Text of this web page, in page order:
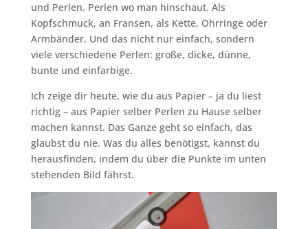
und Perlen. Perlen wo man hinschaut. Als
Kopfschmuck, an Fransen, als Kette, Ohrringe oder
Armbänder. Und das nicht nur einfach, sondern
viele verschiedene Perlen: große, dicke, dünne,
bunte und einfarbige.
Ich zeige dir heute, wie du aus Papier – ja du liest
richtig – aus Papier selber Perlen zu Hause selber
machen kannst. Das Ganze geht so einfach, das
glaubst du nie. Was du alles benötigst, kannst du
herausfinden, indem du über die Punkte im unten
stehenden Bild fährst.